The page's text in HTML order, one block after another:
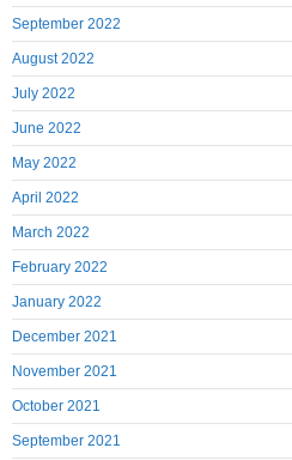
September 2022
August 2022
July 2022
June 2022
May 2022
April 2022
March 2022
February 2022
January 2022
December 2021
November 2021
October 2021
September 2021